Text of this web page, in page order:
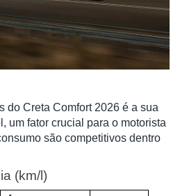
do Creta Comfort 2026 é a sua
um fator crucial para o motorista
são competitivos dentro
(km/l)